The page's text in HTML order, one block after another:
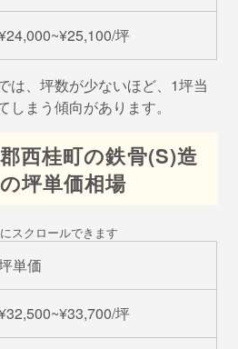
坪
は、坪数が少ないほど、1坪当
まう傾向があります。
西桂町の鉄骨(S)造
坪単価相場
単価
坪